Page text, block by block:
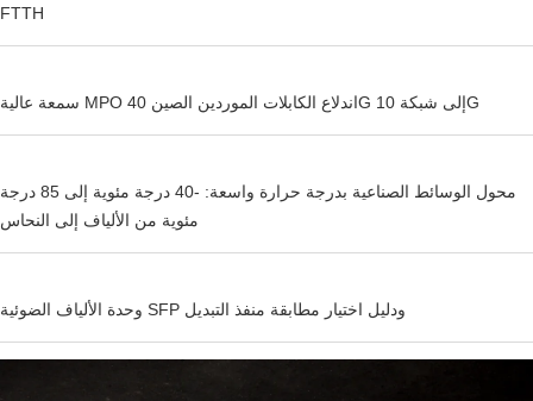
FTTH
سمعة عالية MPO اندلاع الكابلات الموردين الصين 40G إلى شبكة 10G
محول الوسائط الصناعية بدرجة حرارة واسعة: -40 درجة مئوية إلى 85 درجة
مئوية من الألياف إلى النحاس
وحدة الألياف الضوئية SFP ودليل اختيار مطابقة منفذ التبديل